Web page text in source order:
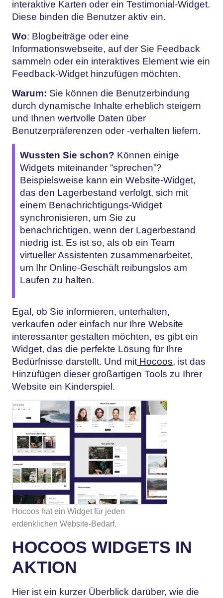
interaktive Karten oder ein Testimonial-Widget.
Diese binden die Benutzer aktiv ein.
Wo: Blogbeiträge oder eine
Informationswebseite, auf der Sie Feedback
sammeln oder ein interaktives Element wie ein
Feedback-Widget hinzufügen möchten.
Warum: Sie können die Benutzerbindung
durch dynamische Inhalte erheblich steigern
und Ihnen wertvolle Daten über
Benutzerpräferenzen oder -verhalten liefern.
Wussten Sie schon? Können einige
Widgets miteinander “sprechen”?
Beispielsweise kann ein Website-Widget,
das den Lagerbestand verfolgt, sich mit
einem Benachrichtigungs-Widget
synchronisieren, um Sie zu
benachrichtigen, wenn der Lagerbestand
niedrig ist. Es ist so, als ob ein Team
virtueller Assistenten zusammenarbeitet,
um Ihr Online-Geschäft reibungslos am
Laufen zu halten.
Egal, ob Sie informieren, unterhalten,
verkaufen oder einfach nur Ihre Website
interessanter gestalten möchten, es gibt ein
Widget, das die perfekte Lösung für Ihre
Bedürfnisse darstellt. Und mit Hocoos, ist das
Hinzufügen dieser großartigen Tools zu Ihrer
Website ein Kinderspiel.
Hocoos hat ein Widget für jeden
erdenklichen Website-Bedarf.
HOCOOS WIDGETS IN
AKTION
Hier ist ein kurzer Überblick darüber, wie die